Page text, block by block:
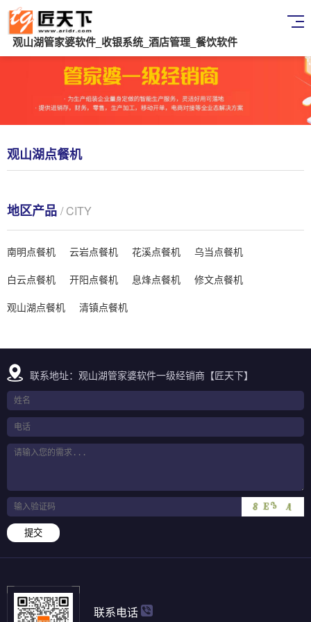
观山湖管家婆软件_收银系统_酒店管理_餐饮软件
观山湖点餐机
地区产品 / CITY
南明点餐机 云岩点餐机 花溪点餐机
乌当点餐机
白云点餐机
开阳点餐机 息烽点餐机
修文点餐机
观山湖点餐机
清镇点餐机
联系地址：观山湖管家婆软件一级经销商【匠天下】
提交
联系电话